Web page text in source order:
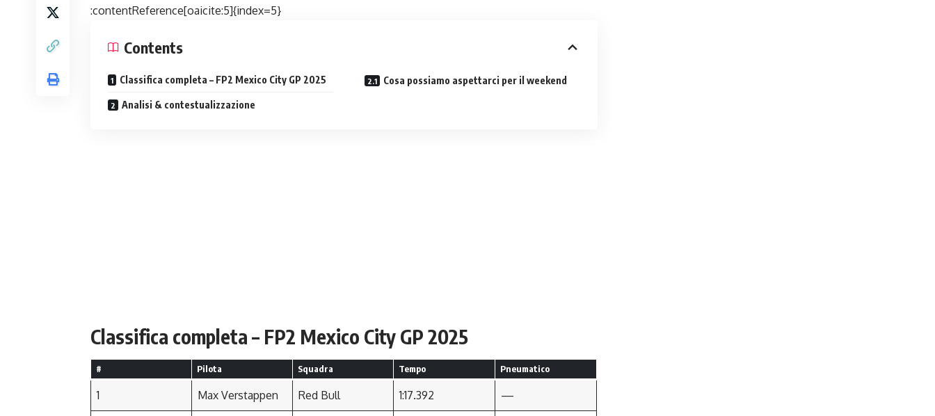
:contentReference[oaicite:5]{index=5}
Contents
Classifica completa – FP2 Mexico City GP 2025
Analisi & contestualizzazione
Cosa possiamo aspettarci per il weekend
Classifica completa – FP2 Mexico City GP 2025
# Pilota Squadra Tempo Pneumatico
1 Max Verstappen Red Bull 1:17.392 —